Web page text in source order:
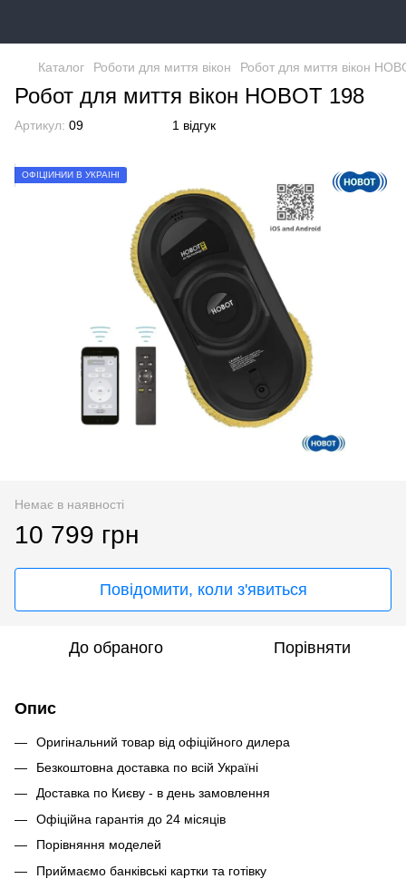
Каталог Роботи для миття вікон Робот для миття вікон
Робот для миття вікон HOBOT 198
Артикул: 09 1 відгук
ОФІЦІЙНИЙ В УКРАЇНІ
Немає в наявності
10 799 грн
Повідомити, коли з'явиться
До обраного Порівняти
Опис
Оригінальний товар від офіційного дилера
Безкоштовна доставка по всій Україні
Доставка по Києву - в день замовлення
Офіційна гарантія до 24 місяців
Порівняння моделей
Приймаємо банківські картки та готівку